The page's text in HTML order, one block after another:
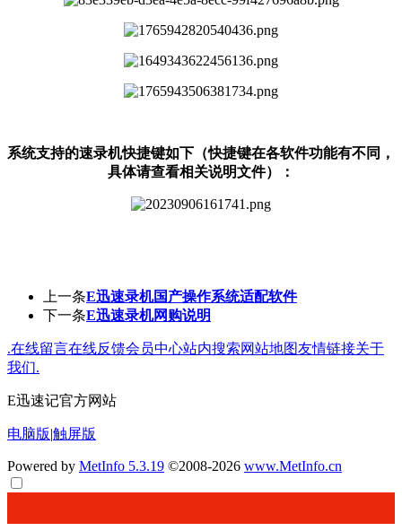
系统支持的速录机快捷键如下（快捷键在各软件功能有不同，
具体请查看相关说明文件）：
上一条E迅速录机国产操作系统适配软件
下一条E迅速录机网购说明
.在线留言在线反馈会员中心站内搜索网站地图友情链接关于
我们.
E迅速记官方网站
电脑版|触屏版
Powered by MetInfo 5.3.19 ©2008-2026 www.MetInfo.cn